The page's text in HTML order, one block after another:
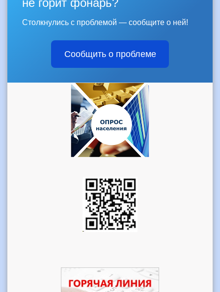
Столкнулись с проблемой — сообщите о ней!
Сообщить о проблеме